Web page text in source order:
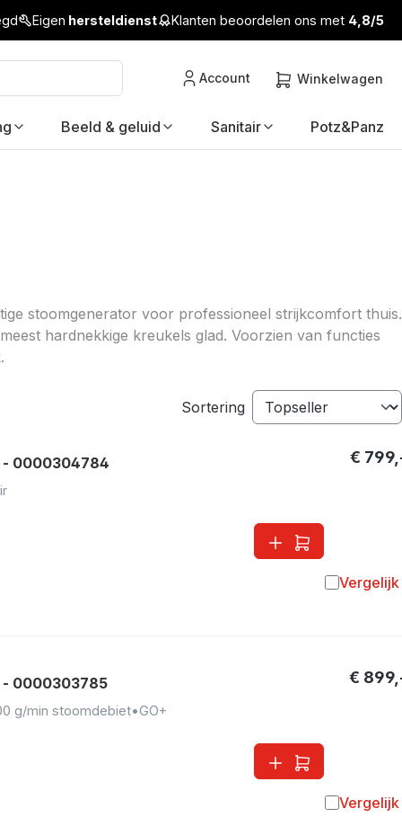
Eigen hersteldienst Klanten beoordelen ons met 4,8/5
Account Winkelwagen
Beeld & geluid Sanitair Potz&Panz
stoomgenerator voor professioneel strijkcomfort thuis.
hardnekkige kreukels glad. Voorzien van functies
Sortering
- 0000304784 €
Vergelijk
- 0000303785
g/min stoomdebiet•GO+
€
Vergelijk